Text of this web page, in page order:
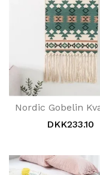
DKK233.10